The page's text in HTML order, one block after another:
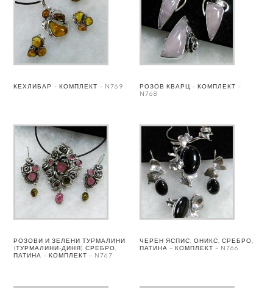
КЕХЛИБАР – КОМПЛЕКТ – N769
РОЗОВ КВАРЦ – КОМПЛЕКТ –
N768
РОЗОВИ И ЗЕЛЕНИ ТУРМАЛИНИ
(ТУРМАЛИНИ-ДИНЯ) СРЕБРО,
ПАТИНА – КОМПЛЕКТ – N767
ЧЕРЕН ЯСПИС, ОНИКС, СРЕБРО,
ПАТИНА – КОМПЛЕКТ – N766